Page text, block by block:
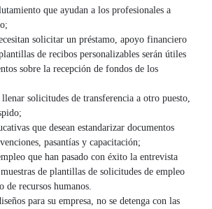
que ayudan a los profesionales a
solicitar un préstamo, apoyo financiero
de recibos personalizables serán útiles
sobre la recepción de fondos de los
solicitudes de transferencia a otro puesto,
que desean estandarizar documentos
pasantías y capacitación;
que han pasado con éxito la entrevista
de plantillas de solicitudes de empleo
de recursos humanos.
para su empresa, no se detenga con las